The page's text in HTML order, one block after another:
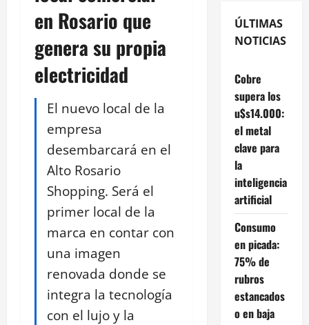
en Rosario que
genera su propia
electricidad
El nuevo local de la
empresa
desembarcará en el
Alto Rosario
Shopping. Será el
primer local de la
marca en contar con
una imagen
renovada donde se
integra la tecnología
con el lujo y la
ÚLTIMAS
NOTICIAS
Cobre
supera los
u$s14.000:
el metal
clave para
la
inteligencia
artificial
Consumo
en picada:
75% de
rubros
estancados
o en baja